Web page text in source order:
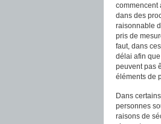
commencent
dans des
raisonnable
pris de
faut, dans
délai afin
peuvent pas
éléments de
Dans
personnes
raisons de